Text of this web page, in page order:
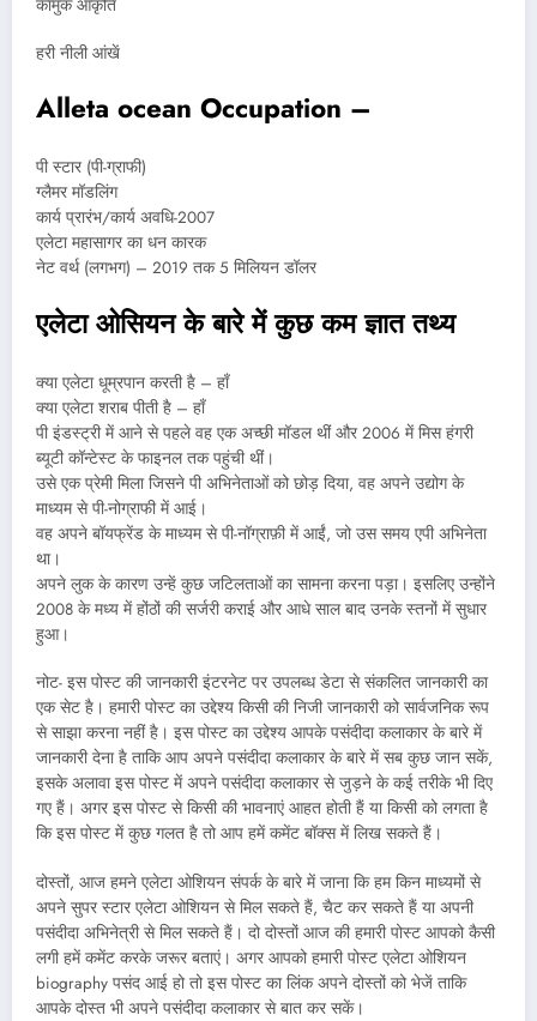
कामुक आकृति
हरी नीली आंखें
Alleta ocean Occupation –
पी स्टार (पी-ग्राफी)
ग्लैमर मॉडलिंग
कार्य प्रारंभ/कार्य अवधि-2007
एलेटा महासागर का धन कारक
नेट वर्थ (लगभग) – 2019 तक 5 मिलियन डॉलर
एलेटा ओसियन के बारे में कुछ कम ज्ञात तथ्य
क्या एलेटा धूम्रपान करती है – हाँ
क्या एलेटा शराब पीती है – हाँ
पी इंडस्ट्री में आने से पहले वह एक अच्छी मॉडल थीं और 2006 में मिस हंगरी
ब्यूटी कॉन्टेस्ट के फाइनल तक पहुंची थीं।
उसे एक प्रेमी मिला जिसने पी अभिनेताओं को छोड़ दिया, वह अपने उद्योग के
माध्यम से पी-नोग्राफी में आई।
वह अपने बॉयफ्रेंड के माध्यम से पी-नॉग्राफ़ी में आईं, जो उस समय एपी अभिनेता
था।
अपने लुक के कारण उन्हें कुछ जटिलताओं का सामना करना पड़ा। इसलिए उन्होंने
2008 के मध्य में होंठों की सर्जरी कराई और आधे साल बाद उनके स्तनों में सुधार
हुआ।
नोट- इस पोस्ट की जानकारी इंटरनेट पर उपलब्ध डेटा से संकलित जानकारी का
एक सेट है। हमारी पोस्ट का उद्देश्य किसी की निजी जानकारी को सार्वजनिक रूप
से साझा करना नहीं है। इस पोस्ट का उद्देश्य आपके पसंदीदा कलाकार के बारे में
जानकारी देना है ताकि आप अपने पसंदीदा कलाकार के बारे में सब कुछ जान सकें,
इसके अलावा इस पोस्ट में अपने पसंदीदा कलाकार से जुड़ने के कई तरीके भी दिए
गए हैं। अगर इस पोस्ट से किसी की भावनाएं आहत होती हैं या किसी को लगता है
कि इस पोस्ट में कुछ गलत है तो आप हमें कमेंट बॉक्स में लिख सकते हैं।
दोस्तों, आज हमने एलेटा ओशियन संपर्क के बारे में जाना कि हम किन माध्यमों से
अपने सुपर स्टार एलेटा ओशियन से मिल सकते हैं, चैट कर सकते हैं या अपनी
पसंदीदा अभिनेत्री से मिल सकते हैं। दो दोस्तों आज की हमारी पोस्ट आपको कैसी
लगी हमें कमेंट करके जरूर बताएं। अगर आपको हमारी पोस्ट एलेटा ओशियन
biography पसंद आई हो तो इस पोस्ट का लिंक अपने दोस्तों को भेजें ताकि
आपके दोस्त भी अपने पसंदीदा कलाकार से बात कर सकें।